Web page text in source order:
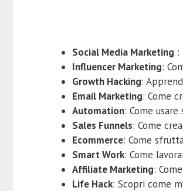
Social Media Marketing :
Influencer Marketing:
Growth Hacking:
Email Marketing: Come
Automation: Come
Sales Funnels: Come
Ecommerce: Come
Smart Work: Come
Affiliate Marketing:
Life Hack: Scopri come